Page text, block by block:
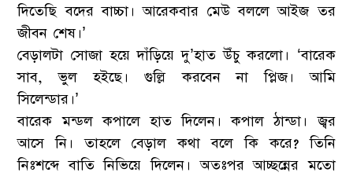
দিতেছি বদের বাচ্চা। আরেকবার মেউ বললে আইজ তর
জীবন শেষ।’
বেড়ালটা সোজা হয়ে দাঁড়িয়ে দু’হাত উঁচু করলো। ‘বারেক
সাব, ভুল হইছে। গুল্লি করবেন না প্লিজ। আমি
সিলেন্ডার।’
বারেক মন্ডল কপালে হাত দিলেন। কপাল ঠান্ডা। জ্বর
আসে নি। তাহলে বেড়াল কথা বলে কি করে? তিনি
নিঃশব্দে বাতি নিভিয়ে দিলেন। অতঃপর আচ্ছন্নের মতো